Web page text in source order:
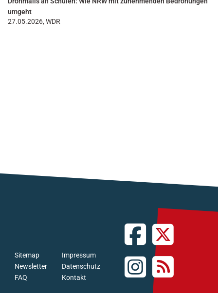
umgeht
27.05.2026, WDR
FAQ
Newsletter
Sitemap
Kontakt
Datenschutz
Impressum